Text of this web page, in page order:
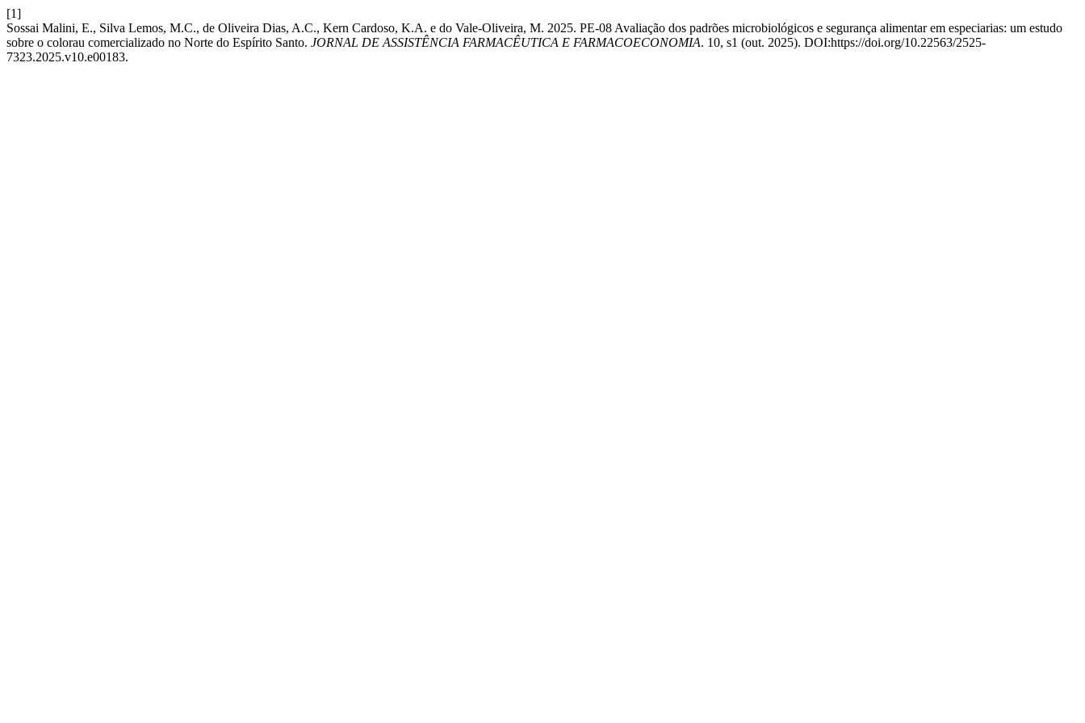
[1]
Sossai Malini, E., Silva Lemos, M.C., de Oliveira Dias, A.C., Kern Cardoso, K.A. e do Vale-Oliveira, M. 2025. PE-08 Avaliação dos padrões microbiológicos e segurança alimentar em especiarias: um estudo
sobre o colorau comercializado no Norte do Espírito Santo. JORNAL DE ASSISTÊNCIA FARMACÊUTICA E FARMACOECONOMIA. 10, s1 (out. 2025). DOI:https://doi.org/10.22563/2525-
7323.2025.v10.e00183.